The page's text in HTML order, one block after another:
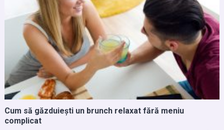
Cum să găzduiești un brunch relaxat fără meniu
complicat